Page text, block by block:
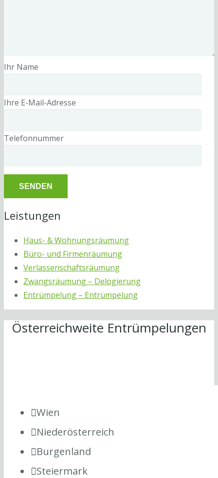
Ihr Name
Ihre E-Mail-Adresse
Telefonnummer
Leistungen
Haus- & Wohnungsräumung
Büro- und Firmenräumung
Verlassenschaftsräumung
Zwangsräumung – Delogierung
Entrümpelung – Entrümpelung
Österreichweite Entrümpelungen
Wien
Niederösterreich
Burgenland
Steiermark